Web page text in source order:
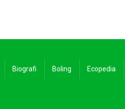
Biografi Boling Ecopedia